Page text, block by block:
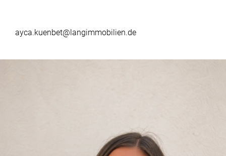
ayca.kuenbet@langimmobilien.de